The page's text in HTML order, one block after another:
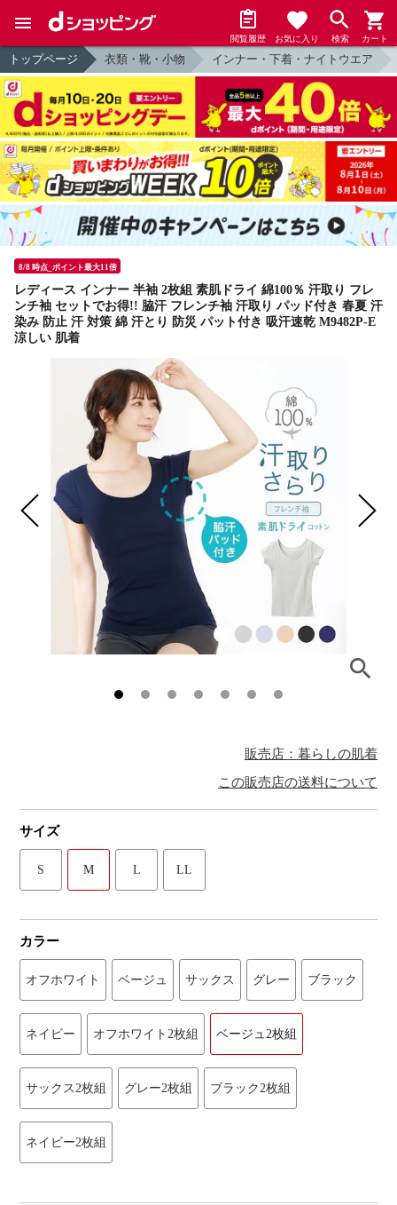
閲覧履歴 お気に入り 検索 カート
トップページ 衣類・靴・小物 インナー・下着・ナイトウエア
8/8 時点_ポイント最大11倍
レディース インナー 半袖 2枚組 素肌ドライ 綿100％ 汗取り フレ
ンチ袖 セットでお得!! 脇汗 フレンチ袖 汗取り パッド付き 春夏 汗
染み 防止 汗 対策 綿 汗とり 防災 パット付き 吸汗速乾 M9482P-E
涼しい 肌着
販売店：暮らしの肌着
この販売店の送料について
サイズ
S M L LL
カラー
オフホワイト ベージュ サックス グレー ブラック
ネイビー オフホワイト2枚組 ベージュ2枚組
サックス2枚組 グレー2枚組 ブラック2枚組
ネイビー2枚組